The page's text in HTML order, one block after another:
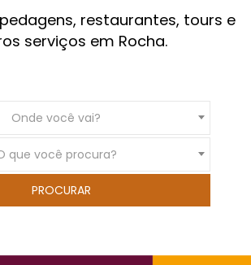
restaurantes, tours e
serviços em Rocha.
Onde você vai?
que você procura?